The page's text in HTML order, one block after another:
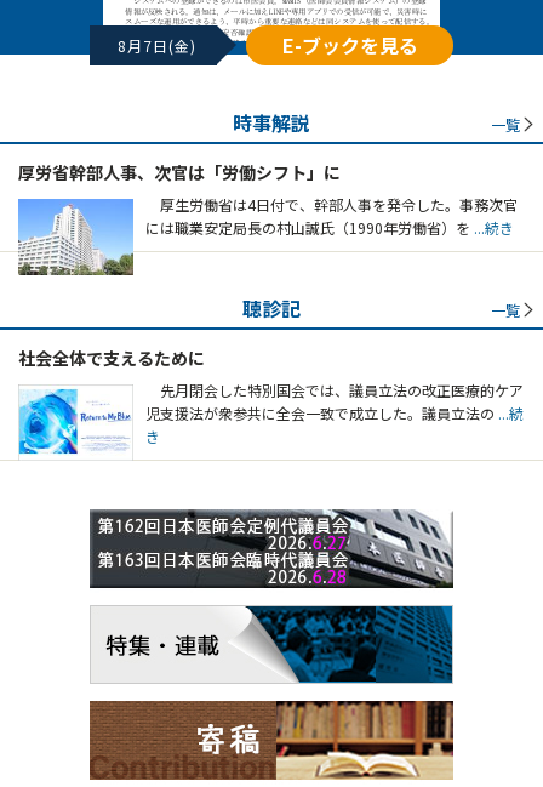
8月7日(金) E-ブックを見る
時事解説 一覧
厚労省幹部人事、次官は「労働シフト」に
厚生労働省は4日付で、幹部人事を発令した。事務次官
には職業安定局長の村山誠氏（1990年労働省）を ...続き
聴診記 一覧
社会全体で支えるために
先月閉会した特別国会では、議員立法の改正医療的ケア
児支援法が衆参共に全会一致で成立した。議員立法の ...続
き